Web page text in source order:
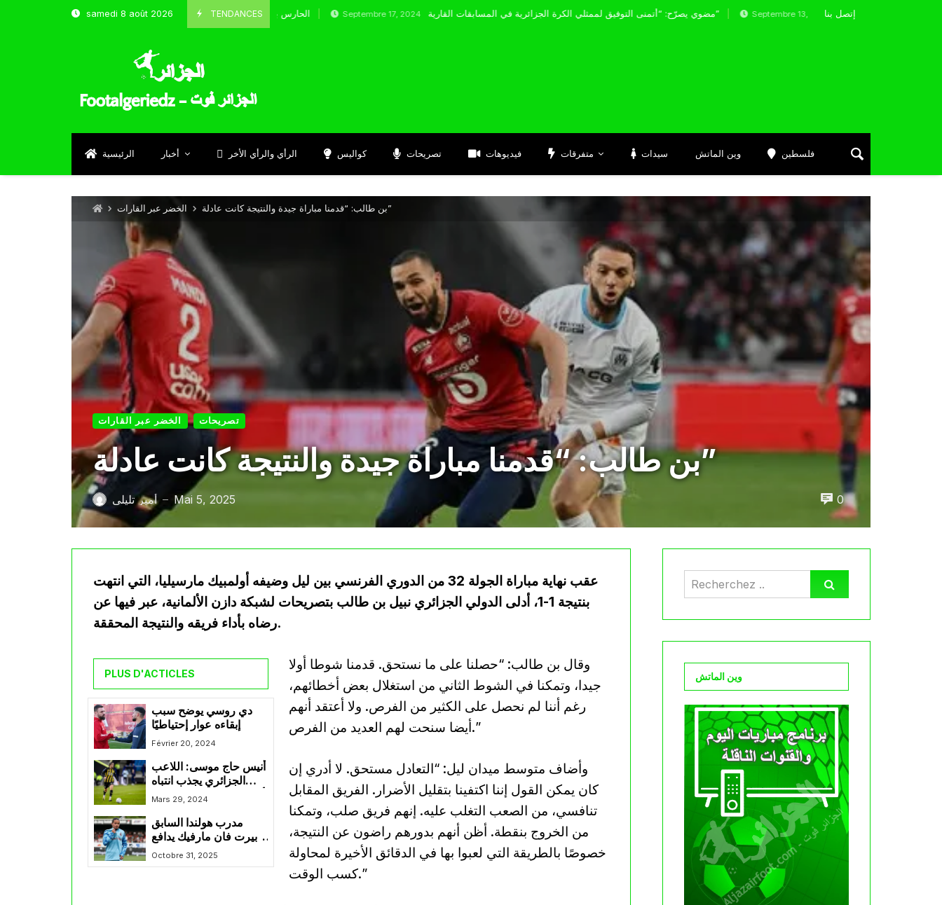
samedi 8 août 2026 TENDANCES
الحارس بوحلفاية يتحدث عن طموحاته مع المنتخب و شباب قسنطينة Septembre 17, 2024 مضوي يصرّح: “أتمنى التوفيق لممثلي الكرة الجزائرية في المسابقات القارية” Septembre 13, 2024 في لقاء العودة ضد الإتحاد المنستيري
إتصل بنا
الرئيسية أخبار الرأي والرأي الأخر كواليس تصريحات فيديوهات متفرقات سيدات وين الماتش فلسطين
الخضر عبر القارات بن طالب: “قدمنا مباراة جيدة والنتيجة كانت عادلة”
الخضر عبر القارات تصريحات
بن طالب: “قدمنا مباراة جيدة والنتيجة كانت عادلة”
أمير تليلي — Mai 5, 2025 0
عقب نهاية مباراة الجولة 32 من الدوري الفرنسي بين ليل وضيفه أولمبيك مارسيليا، التي انتهت
بنتيجة 1-1، أدلى الدولي الجزائري نبيل بن طالب بتصريحات لشبكة دازن الألمانية، عبر فيها عن
رضاه بأداء فريقه والنتيجة المحققة.
PLUS D'ACTICLES
دي روسي يوضح سبب
إبقاءه عوار إحتياطيًا
Février 20, 2024
أنيس حاج موسى: اللاعب
الجزائري يجذب انتباه
أندية هولندية بعد انضمامه
Mars 29, 2024
مدرب هولندا السابق
بيرت فان مارفيك يدافع
عن حاج موسى في وجه
الإنتقادات
Octobre 31, 2025
وقال بن طالب: “حصلنا على ما نستحق. قدمنا شوطا أولا
جيدا، وتمكنا في الشوط الثاني من استغلال بعض أخطائهم،
رغم أننا لم نحصل على الكثير من الفرص. ولا أعتقد أنهم
أيضا سنحت لهم العديد من الفرص.”
وأضاف متوسط ميدان ليل: “التعادل مستحق. لا أدري إن
كان يمكن القول إننا اكتفينا بتقليل الأضرار. الفريق المقابل
تنافسي، من الصعب التغلب عليه. إنهم فريق صلب، وتمكنا
من الخروج بنقطة. أظن أنهم بدورهم راضون عن النتيجة،
خصوصًا بالطريقة التي لعبوا بها في الدقائق الأخيرة لمحاولة
كسب الوقت.”
وين الماتش